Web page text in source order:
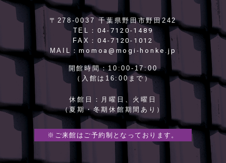
〒278-0037 千葉県野田市野田242
TEL： 04-7120-1489
FAX：04-7120-1012
MAIL：momoa@mogi-honke.jp
開館時間： 10:00-17:00
（入館は16:00まで）
休館日： 月曜日、火曜日
（夏期・冬期休館期間あり）
※ご来館はご予約制となっております。